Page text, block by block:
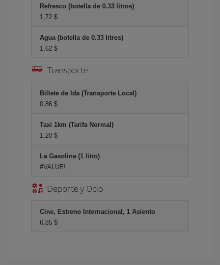
Refresco (botella de 0.33 litros)
1,72 $
Agua (botella de 0.33 litros)
1,62 $
Transporte
Billete de Ida (Transporte Local)
0,86 $
Taxi 1km (Tarifa Normal)
1,20 $
La Gasolina (1 litro)
#VALUE!
Deporte y Ocio
Cine, Estreno Internacional, 1 Asiento
6,85 $